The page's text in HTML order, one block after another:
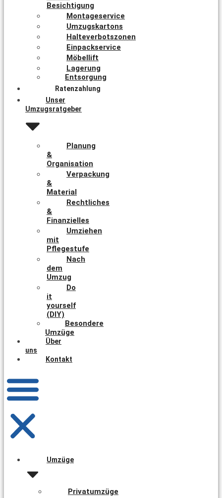
Besichtigung
Montageservice
Umzugskartons
Halteverbotszonen
Einpackservice
Möbellift
Lagerung
Entsorgung
Ratenzahlung
Unser
Umzugsratgeber
Planung
&
Organisation
Verpackung
&
Material
Rechtliches
&
Finanzielles
Umziehen
mit
Pflegestufe
Nach
dem
Umzug
Do
it
yourself
(DIY)
Besondere
Umzüge
Über
uns
Kontakt
Umzüge
Privatumzüge